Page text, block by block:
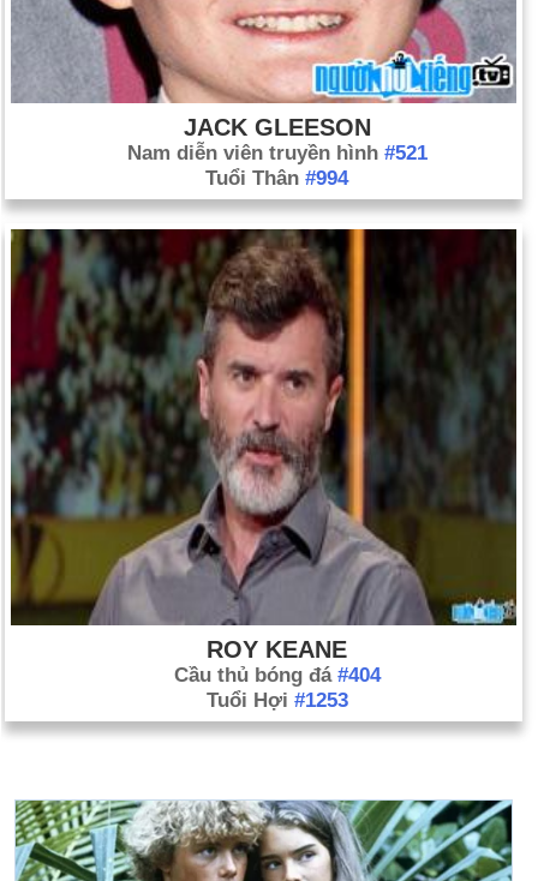
JACK GLEESON
Nam diễn viên truyền hình #521
Tuổi Thân #994
ROY KEANE
Cầu thủ bóng đá #404
Tuổi Hợi #1253